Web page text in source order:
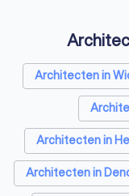
Architecten in
Architecten in
Architecten in